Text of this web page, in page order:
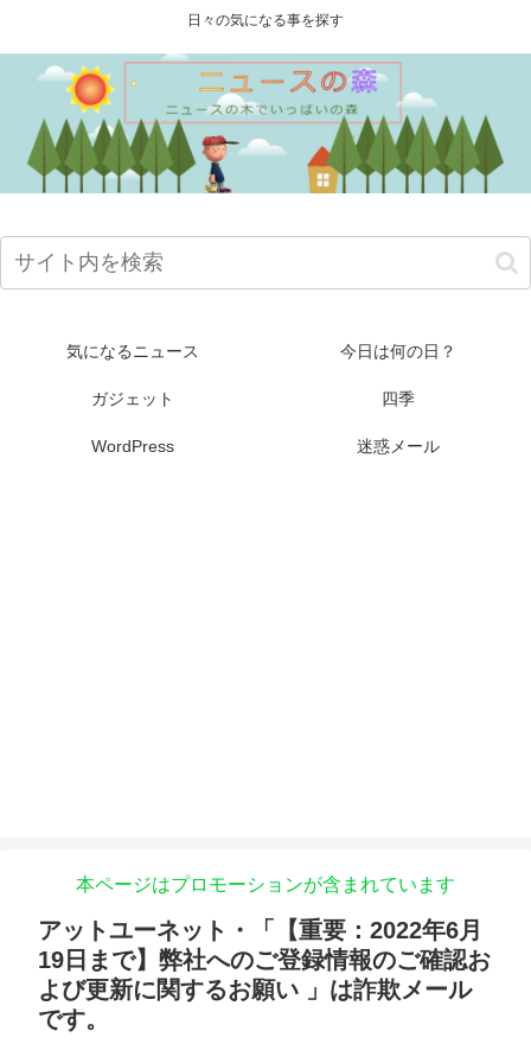
日々の気になる事を探す
気になるニュース 今日は何の日？
ガジェット 四季
WordPress 迷惑メール
本ページはプロモーションが含まれています
アットユーネット・「【重要：2022年6月
19日まで】弊社へのご登録情報のご確認お
よび更新に関するお願い 」は詐欺メール
です。